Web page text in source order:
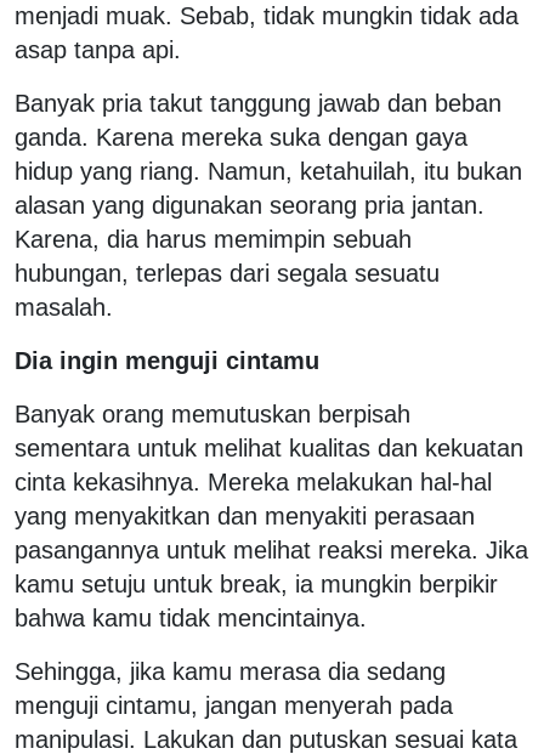
menjadi muak. Sebab, tidak mungkin tidak ada
asap tanpa api.
Banyak pria takut tanggung jawab dan beban
ganda. Karena mereka suka dengan gaya
hidup yang riang. Namun, ketahuilah, itu bukan
alasan yang digunakan seorang pria jantan.
Karena, dia harus memimpin sebuah
hubungan, terlepas dari segala sesuatu
masalah.
Dia ingin menguji cintamu
Banyak orang memutuskan berpisah
sementara untuk melihat kualitas dan kekuatan
cinta kekasihnya. Mereka melakukan hal-hal
yang menyakitkan dan menyakiti perasaan
pasangannya untuk melihat reaksi mereka. Jika
kamu setuju untuk break, ia mungkin berpikir
bahwa kamu tidak mencintainya.
Sehingga, jika kamu merasa dia sedang
menguji cintamu, jangan menyerah pada
manipulasi. Lakukan dan putuskan sesuai kata